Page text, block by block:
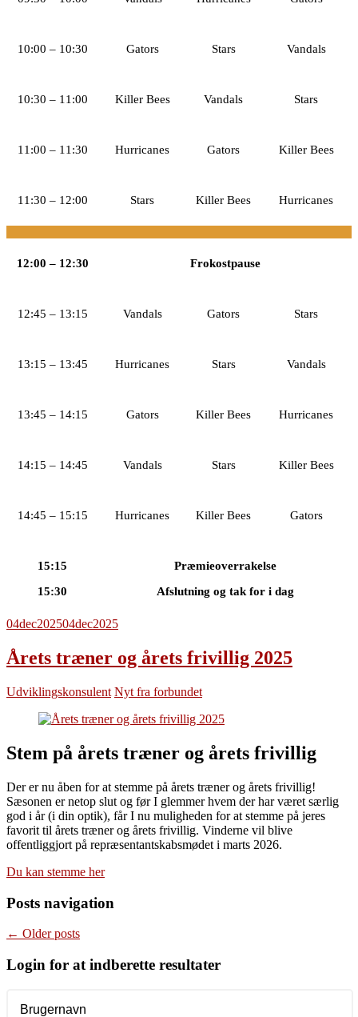
10:00 – 10:30 Gators Stars Vandals
10:30 – 11:00 Killer Bees Vandals Stars
11:00 – 11:30 Hurricanes Gators Killer Bees
11:30 – 12:00 Stars Killer Bees Hurricanes
12:00 – 12:30 Frokostpause
12:45 – 13:15 Vandals Gators Stars
13:15 – 13:45 Hurricanes Stars Vandals
13:45 – 14:15 Gators Killer Bees Hurricanes
14:15 – 14:45 Vandals Stars Killer Bees
14:45 – 15:15 Hurricanes Killer Bees Gators
15:15
15:30
Præmieoverrakelse
Afslutning og tak for i dag
04dec202504dec2025
Årets træner og årets frivillig 2025
Udviklingskonsulent Nyt fra forbundet
Stem på årets træner og årets frivillig
Der er nu åben for at stemme på årets træner og årets frivillig!
Sæsonen er netop slut og før I glemmer hvem der har været særlig
god i år (i din optik), får I nu muligheden for at stemme på jeres
favorit til årets træner og årets frivillig. Vinderne vil blive
offentliggjort på repræsentantskabsmødet i marts 2026.
Du kan stemme her
Posts navigation
← Older posts
Login for at indberette resultater
Brugernavn